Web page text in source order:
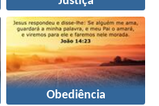
Obediência